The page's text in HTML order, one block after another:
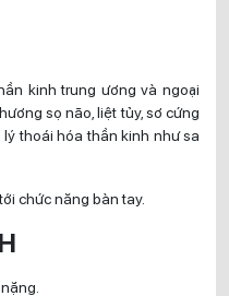
kinh trung ương và ngoại
sọ não, liệt tủy, sơ cứng
lý thoái hóa thần kinh như sa
chức năng bàn tay.